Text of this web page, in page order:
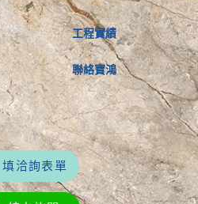
工程實績
聯絡寶鴻
填洽詢表單